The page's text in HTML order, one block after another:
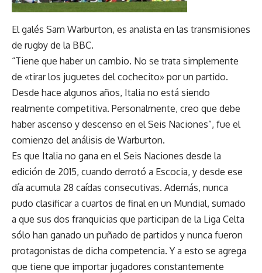
El galés Sam Warburton, es analista en las transmisiones
de rugby de la BBC.
“Tiene que haber un cambio. No se trata simplemente
de «tirar los juguetes del cochecito» por un partido.
Desde hace algunos años, Italia no está siendo
realmente competitiva. Personalmente, creo que debe
haber ascenso y descenso en el Seis Naciones”, fue el
comienzo del análisis de Warburton.
Es que Italia no gana en el Seis Naciones desde la
edición de 2015, cuando derrotó a Escocia, y desde ese
día acumula 28 caídas consecutivas. Además, nunca
pudo clasificar a cuartos de final en un Mundial, sumado
a que sus dos franquicias que participan de la Liga Celta
sólo han ganado un puñado de partidos y nunca fueron
protagonistas de dicha competencia. Y a esto se agrega
que tiene que importar jugadores constantemente